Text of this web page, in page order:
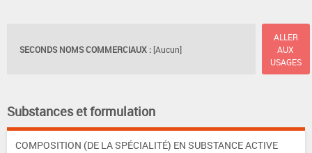
SECONDS NOMS COMMERCIAUX : [Aucun]
ALLER
AUX
USAGES
Substances et formulation
COMPOSITION (DE LA SPÉCIALITÉ) EN SUBSTANCE ACTIVE